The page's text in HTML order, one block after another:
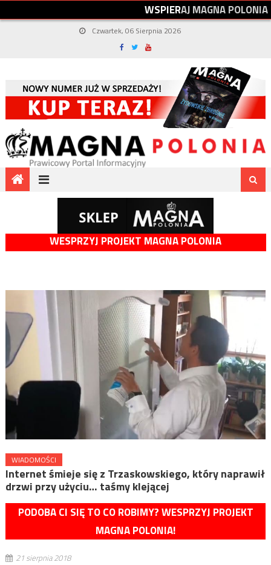
WSPIERAJMAGNAPOLONIA
Czwartek, 06 Sierpnia 2026
WESPRZYJ PROJEKT MAGNA POLONIA
WIADOMOŚCI
Internet śmieje się z Trzaskowskiego, który naprawił
drzwi przy użyciu… taśmy klejącej
PODOBA CI SIĘ TO CO ROBIMY? WESPRZYJ PROJEKT
MAGNA POLONIA!
21 sierpnia 2018